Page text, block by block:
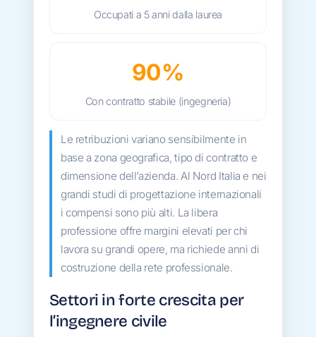
Occupati a 5 anni dalla laurea
90%
Con contratto stabile (ingegneria)
Le retribuzioni variano sensibilmente in
base a zona geografica, tipo di contratto e
dimensione dell’azienda. Al Nord Italia e nei
grandi studi di progettazione internazionali
i compensi sono più alti. La libera
professione offre margini elevati per chi
lavora su grandi opere, ma richiede anni di
costruzione della rete professionale.
Settori in forte crescita per
l’ingegnere civile